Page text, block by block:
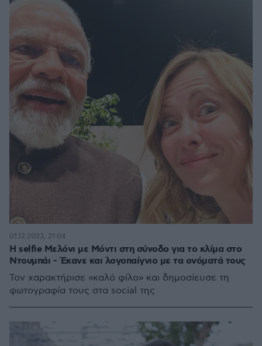
Η selfie Μελόνι με Μόντι στη σύνοδο για το κλίμα στο
Ντουμπάι - Έκανε και λογοπαίγνιο με τα ονόματά τους
Τον χαρακτήρισε «καλό φίλο» και δημοσίευσε τη
φωτογραφία τους στα social της
01.12.2023, 21:04